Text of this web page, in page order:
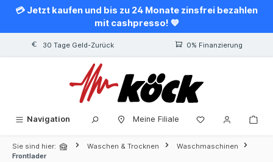
springen
💳 Jetzt kaufen und bis zu 24 Monate zinsfrei bezahlen
mit cashpresso! 💙
30 Tage Geld-Zurück 0% Finanzierung
Navigation Meine Filiale
Sie sind hier: Waschen & Trocknen
Waschmaschinen
Frontlader